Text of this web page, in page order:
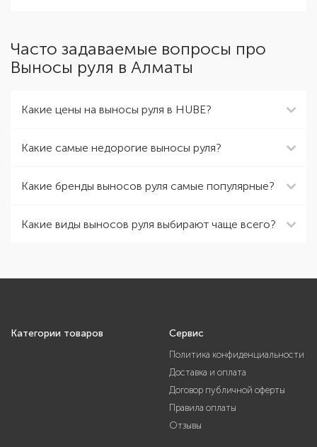
Часто задаваемые вопросы про
Выносы руля в Алматы
Какие цены на выносы руля в HUBE?
Какие самые недорогие выносы руля?
Какие бренды выносов руля самые популярные?
Какие виды выносов руля выбирают чаще всего?
Категории товаров Сервис
Политика конфиденциальности
Доставка и оплата
Договор публичной оферты
Правила оплаты
Отзывы